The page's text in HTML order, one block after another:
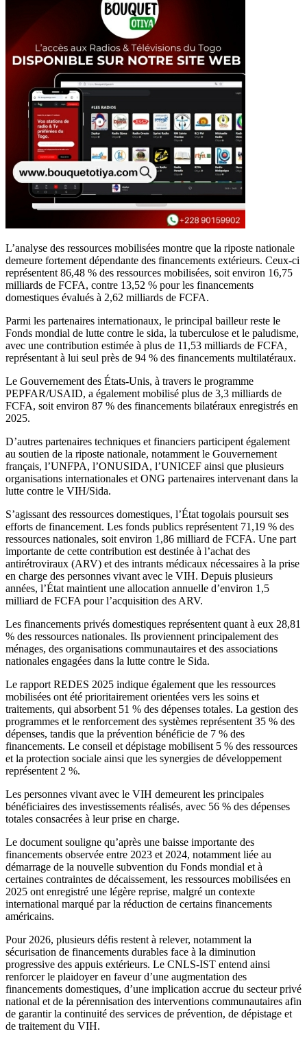
L’analyse des ressources mobilisées montre que la riposte nationale
demeure fortement dépendante des financements extérieurs. Ceux-ci
représentent 86,48 % des ressources mobilisées, soit environ 16,75
milliards de FCFA, contre 13,52 % pour les financements
domestiques évalués à 2,62 milliards de FCFA.
Parmi les partenaires internationaux, le principal bailleur reste le
Fonds mondial de lutte contre le sida, la tuberculose et le paludisme,
avec une contribution estimée à plus de 11,53 milliards de FCFA,
représentant à lui seul près de 94 % des financements multilatéraux.
Le Gouvernement des États-Unis, à travers le programme
PEPFAR/USAID, a également mobilisé plus de 3,3 milliards de
FCFA, soit environ 87 % des financements bilatéraux enregistrés en
2025.
D’autres partenaires techniques et financiers participent également
au soutien de la riposte nationale, notamment le Gouvernement
français, l’UNFPA, l’ONUSIDA, l’UNICEF ainsi que plusieurs
organisations internationales et ONG partenaires intervenant dans la
lutte contre le VIH/Sida.
S’agissant des ressources domestiques, l’État togolais poursuit ses
efforts de financement. Les fonds publics représentent 71,19 % des
ressources nationales, soit environ 1,86 milliard de FCFA. Une part
importante de cette contribution est destinée à l’achat des
antirétroviraux (ARV) et des intrants médicaux nécessaires à la prise
en charge des personnes vivant avec le VIH. Depuis plusieurs
années, l’État maintient une allocation annuelle d’environ 1,5
milliard de FCFA pour l’acquisition des ARV.
Les financements privés domestiques représentent quant à eux 28,81
% des ressources nationales. Ils proviennent principalement des
ménages, des organisations communautaires et des associations
nationales engagées dans la lutte contre le Sida.
Le rapport REDES 2025 indique également que les ressources
mobilisées ont été prioritairement orientées vers les soins et
traitements, qui absorbent 51 % des dépenses totales. La gestion des
programmes et le renforcement des systèmes représentent 35 % des
dépenses, tandis que la prévention bénéficie de 7 % des
financements. Le conseil et dépistage mobilisent 5 % des ressources
et la protection sociale ainsi que les synergies de développement
représentent 2 %.
Les personnes vivant avec le VIH demeurent les principales
bénéficiaires des investissements réalisés, avec 56 % des dépenses
totales consacrées à leur prise en charge.
Le document souligne qu’après une baisse importante des
financements observée entre 2023 et 2024, notamment liée au
démarrage de la nouvelle subvention du Fonds mondial et à
certaines contraintes de décaissement, les ressources mobilisées en
2025 ont enregistré une légère reprise, malgré un contexte
international marqué par la réduction de certains financements
américains.
Pour 2026, plusieurs défis restent à relever, notamment la
sécurisation de financements durables face à la diminution
progressive des appuis extérieurs. Le CNLS-IST entend ainsi
renforcer le plaidoyer en faveur d’une augmentation des
financements domestiques, d’une implication accrue du secteur privé
national et de la pérennisation des interventions communautaires afin
de garantir la continuité des services de prévention, de dépistage et
de traitement du VIH.